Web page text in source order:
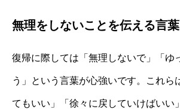
無理をしないことを伝える言
復帰に際しては「無理しないで」「ゆ
う」という言葉が心強いです。これら
てもいい」「徐々に戻していけばいい